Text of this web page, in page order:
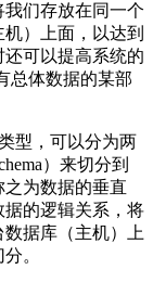
们存放在同一个
）上面，以达到
可以提高系统的
总体数据的某部
型，可以分为两
）来切分到
为数据的垂直
据的逻辑关系，将
据库（主机）上
。